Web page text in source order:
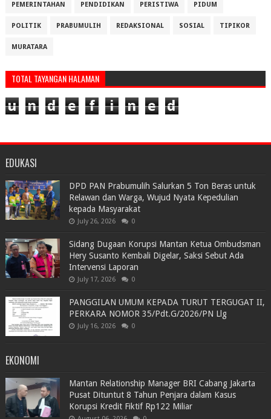
PEMERINTAHAN PENDIDIKAN PERISTIWA PIDUM
POLITIK PRABUMULIH REDAKSIONAL SOSIAL TIPIKOR
MURATARA
TOTAL TAYANGAN HALAMAN
u n d e f i n e d
EDUKASI
DPD PAN Prabumulih Salurkan 5 Ton Beras untuk
Relawan dan Warga, Wujud Nyata Kepedulian
kepada Masyarakat
July 26, 2026 0
Sidang Dugaan Korupsi Mantan Ketua Ombudsman
Hery Susanto Kembali Digelar, Saksi Sebut Ada
Intervensi Laporan
July 17, 2026 0
PANGGILAN UMUM KEPADA TURUT TERGUGAT II,
PERKARA NOMOR 35/Pdt.G/2026/PN Llg
July 16, 2026 0
EKONOMI
Mantan Relationship Manager BRI Cabang Jakarta
Pusat Dituntut 8 Tahun Penjara dalam Kasus
Korupsi Kredit Fiktif Rp122 Miliar